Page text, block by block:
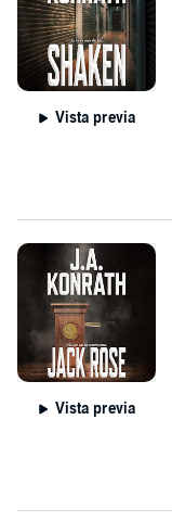
Vista previa
Vista previa